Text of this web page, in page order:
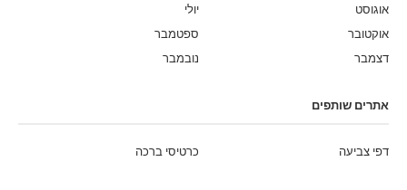
יולי
אוגוסט
ספטמבר
אוקטובר
נובמבר
דצמבר
אתרים שותפים
כרטיסי ברכה דפי צביעה